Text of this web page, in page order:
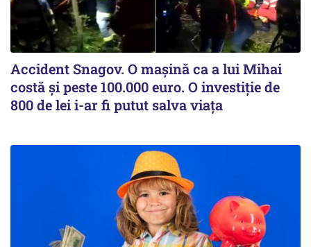
Accident Snagov. O mașină ca a lui Mihai
costă și peste 100.000 euro. O investiție de
800 de lei i-ar fi putut salva viața